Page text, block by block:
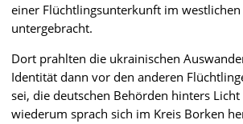
einer Flüchtlingsunterkunft im
untergebracht.
Dort prahlten die ukrainischen
Identität dann vor den anderen
sei, die deutschen Behörden hinters
wiederum sprach sich im Kreis Borken